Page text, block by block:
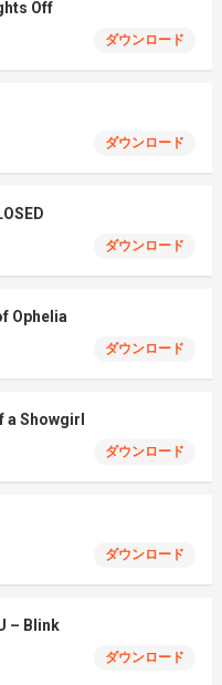
Off
ダウンロード
ダウンロード
ダウンロード
Ophelia
ダウンロード
a Showgirl
ダウンロード
ダウンロード
– Blink
ダウンロード